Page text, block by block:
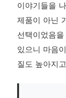
이야기들을
제품이 아닌
선택이었음
있으니 마음
질도 높아지